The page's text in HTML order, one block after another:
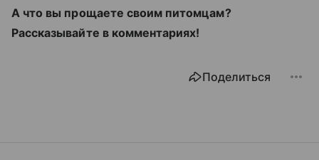
А что вы прощаете своим питомцам?
Рассказывайте в комментариях!
Поделиться